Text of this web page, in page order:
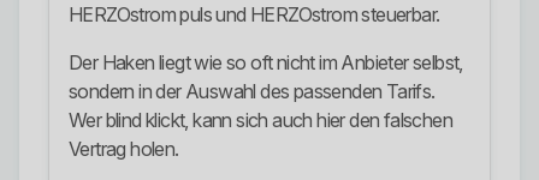
HERZOstrom puls und HERZOstrom steuerbar.
Der Haken liegt wie so oft nicht im Anbieter selbst,
sondern in der Auswahl des passenden Tarifs.
Wer blind klickt, kann sich auch hier den falschen
Vertrag holen.